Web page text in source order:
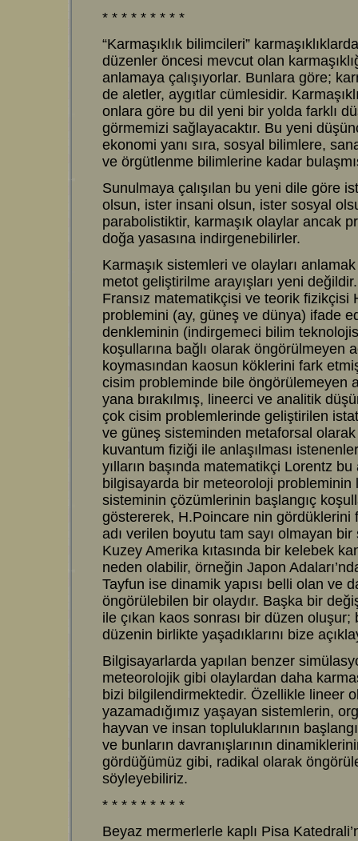
* * * * * * * * *
“Karmaşıklık bilimcileri”
düzenler öncesi mevcut olan
anlamaya çalışıyorlar. Bunlara göre;
de aletler, aygıtlar cümlesidir.
onlara göre bu dil yeni bir yolda farklı
görmemizi sağlayacaktır. Bu yeni
ekonomi yanı sıra, sosyal bilimlere,
ve örgütlenme bilimlerine kadar
Sunulmaya çalışılan bu yeni dile göre
olsun, ister insani olsun, ister sosyal
parabolistiktir, karmaşık olaylar ancak
doğa yasasına indirgenebilirler.
Karmaşık sistemleri ve olayları
metot geliştirilme arayışları yeni
Fransız matematikçisi ve teorik fizikçisi
problemini (ay, güneş ve dünya) ifade
denkleminin (indirgemeci bilim
koşullarına bağlı olarak öngörülmeyen
koymasından kaosun köklerini fark
cisim probleminde bile öngörülemeyen
yana bırakılmış, lineerci ve analitik
çok cisim problemlerinde geliştirilen
ve güneş sisteminden metaforsal
kuvantum fiziği ile anlaşılması
yılların başında matematikçi Lorentz
bilgisayarda bir meteoroloji
sisteminin çözümlerinin başlangıç
göstererek, H.Poincare nin gördüklerini
adı verilen boyutu tam sayı olmayan
Kuzey Amerika kıtasında bir kelebek
neden olabilir, örneğin Japon
Tayfun ise dinamik yapısı belli olan ve
öngörülebilen bir olaydır. Başka bir
ile çıkan kaos sonrası bir düzen
düzenin birlikte yaşadıklarını bize
Bilgisayarlarda yapılan benzer
meteorolojik gibi olaylardan daha
bizi bilgilendirmektedir. Özellikle lineer
yazamadığımız yaşayan sistemlerin,
hayvan ve insan topluluklarının
ve bunların davranışlarının
gördüğümüz gibi, radikal olarak
söyleyebiliriz.
* * * * * * * * *
Beyaz mermerlerle kaplı Pisa